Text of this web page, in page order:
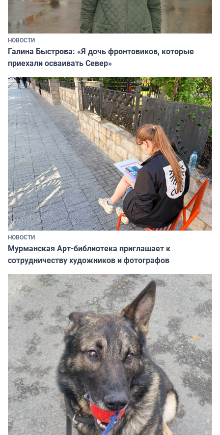
НОВОСТИ
Галина Быстрова: «Я дочь фронтовиков, которые
приехали осваивать Север»
НОВОСТИ
Мурманская Арт-библиотека приглашает к
сотрудничеству художников и фотографов